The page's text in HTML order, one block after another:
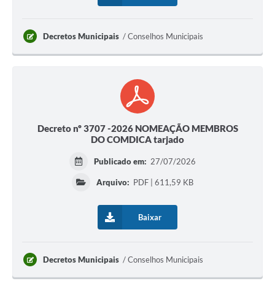
Decretos Municipais Conselhos Municipais
Decreto nº 3707 -2026 NOMEAÇÃO MEMBROS
DO COMDICA tarjado
Publicado em: 27/07/2026
Arquivo: PDF | 611,59 KB
Baixar
Decretos Municipais Conselhos Municipais